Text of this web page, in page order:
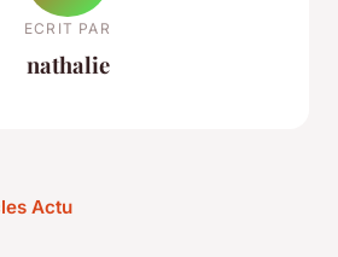
ECRIT PAR
nathalie
Actu